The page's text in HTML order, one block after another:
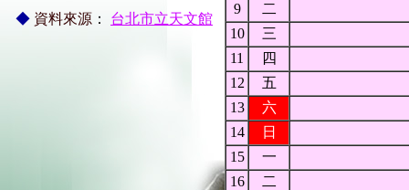
◆ 資料來源 ： 台北市立天文館
9
二
10
三
11
四
12
五
13
六
14
日
15
一
16
二